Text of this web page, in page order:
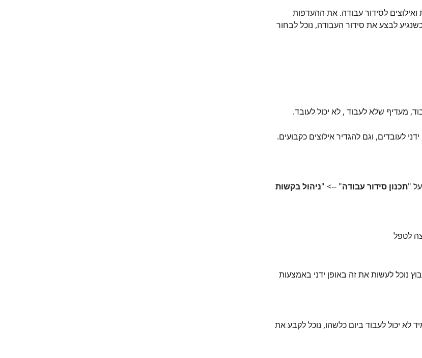
ואילוצים לסידור עבודה. את ההעדפות
לבצע את סידור העבודה, נוכל לבחור
לעובדים, וגם להגדיר אילוצים כקבועים.
תכנון סידור עבודה" --> "ניהול בקשות
נוכל לעשות את זה באופן ידני באמצעות
לא יכול לעבוד ביום כלשהו, נוכל לקבע את